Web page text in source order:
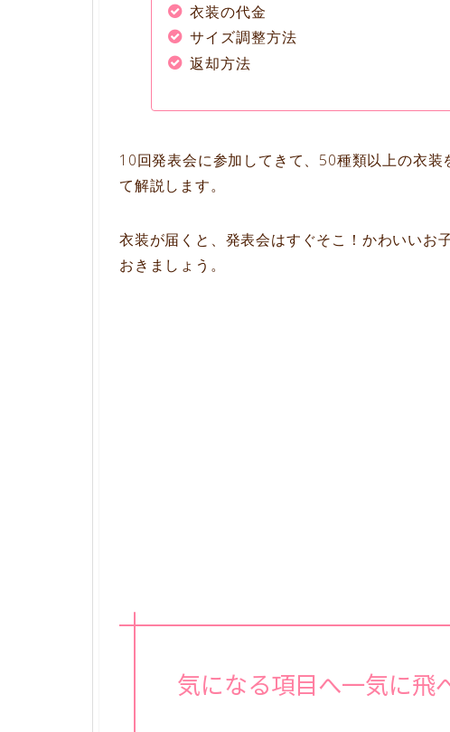
衣装の代金
サイズ調整方法
返却方法
10回発表会に参加してきて、50種類以上の衣
て解説します。
衣装が届くと、発表会はすぐそこ！かわいいお
おきましょう。
気になる項目へ一気に飛